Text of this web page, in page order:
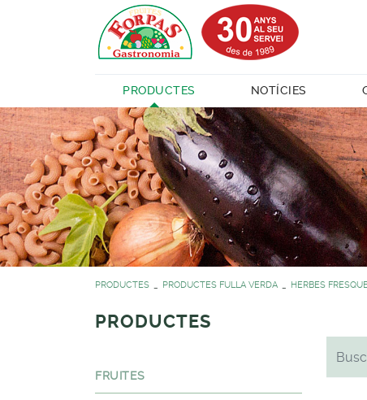
PRODUCTES NOTÍCIES
PRODUCTES PRODUCTES FULLA VERDA HERBES
PRODUCTES
FRUITES